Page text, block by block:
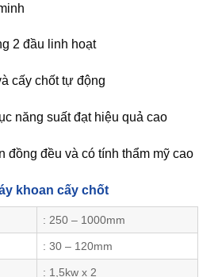
2 đầu linh hoạt
cấy chốt tự động
năng suất đạt hiệu quả cao
đồng đều và có tính thẩm mỹ cao
khoan cấy chốt
: 250 – 1000mm
: 30 – 120mm
: 1,5kw x 2